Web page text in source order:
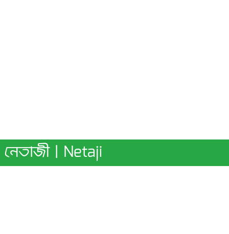
নেতাজী | Netaji